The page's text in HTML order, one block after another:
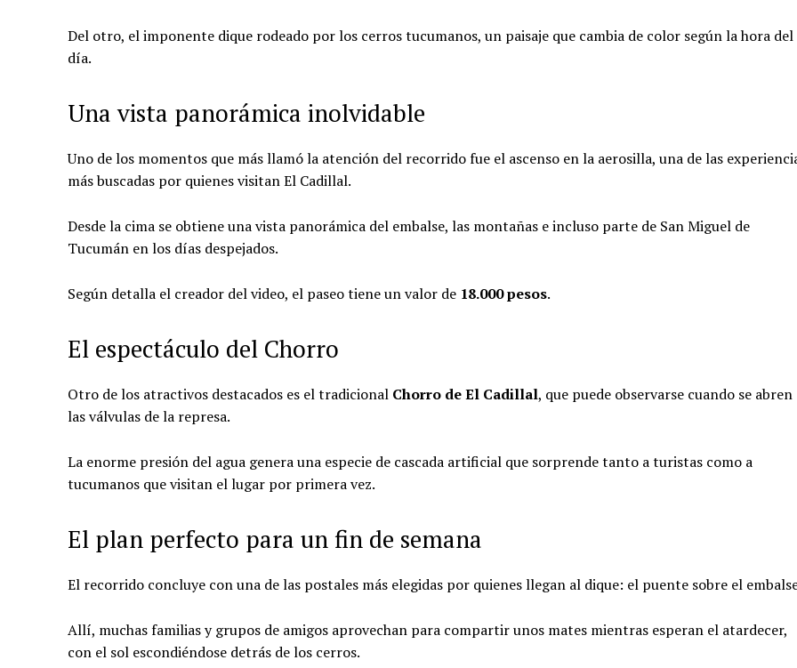
Del otro, el imponente dique rodeado por los cerros tucumanos, un paisaje que cambia de color según la hora del
día.
Una vista panorámica inolvidable
Uno de los momentos que más llamó la atención del recorrido fue el ascenso en la aerosilla, una de las
más buscadas por quienes visitan El Cadillal.
Desde la cima se obtiene una vista panorámica del embalse, las montañas e incluso parte de San Miguel de
Tucumán en los días despejados.
Según detalla el creador del video, el paseo tiene un valor de 18.000 pesos.
El espectáculo del Chorro
Otro de los atractivos destacados es el tradicional Chorro de El Cadillal, que puede observarse cuando se abren
las válvulas de la represa.
La enorme presión del agua genera una especie de cascada artificial que sorprende tanto a turistas como a
tucumanos que visitan el lugar por primera vez.
El plan perfecto para un fin de semana
El recorrido concluye con una de las postales más elegidas por quienes llegan al dique: el puente sobre el
Allí, muchas familias y grupos de amigos aprovechan para compartir unos mates mientras esperan el atardecer,
con el sol escondiéndose detrás de los cerros.